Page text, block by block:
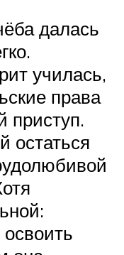
далась
училась,
права
приступ.
остаться